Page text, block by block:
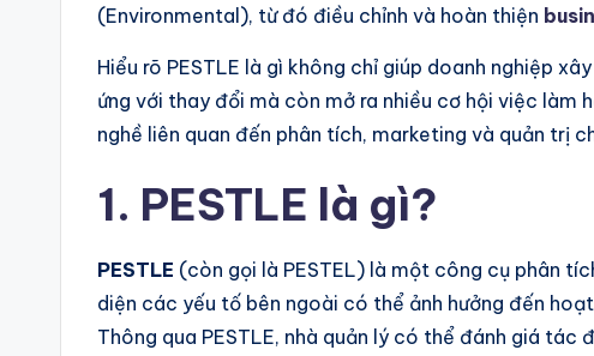
(Environmental), từ đó điều chỉnh và hoàn thiện
Hiểu rõ PESTLE là gì không chỉ giúp doanh nghiệp
ứng với thay đổi mà còn mở ra nhiều cơ hội việc làm
nghề liên quan đến phân tích, marketing và quản trị
1. PESTLE là gì?
PESTLE (còn gọi là PESTEL) là một công cụ phân
diện các yếu tố bên ngoài có thể ảnh hưởng đến
Thông qua PESTLE, nhà quản lý có thể đánh giá